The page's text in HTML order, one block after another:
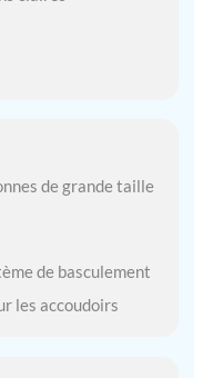
de grande taille
de basculement
les accoudoirs